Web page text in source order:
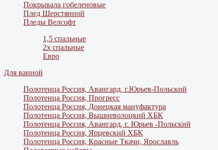
Покрывала гобеленовые
Плед Шерстянной
Пледы Велсофт
1,5 спальные
2х спальные
Евро
Для ванной
Полотенца Россия, Авангард, г.Юрьев-Польский
Полотенца Россия, Прогресс
Полотенца Россия, Донецкая мануфактура
Полотенца Россия, Вышневолоцкий ХБК
Полотенца Россия, Авангард, г. Юрьев -Польский
Полотенца Россия, Ярцевский ХБК
Полотенца Россия, Красные Ткачи, Ярославль